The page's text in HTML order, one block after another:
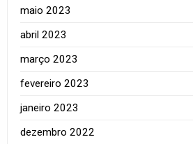
maio 2023
abril 2023
março 2023
fevereiro 2023
janeiro 2023
dezembro 2022